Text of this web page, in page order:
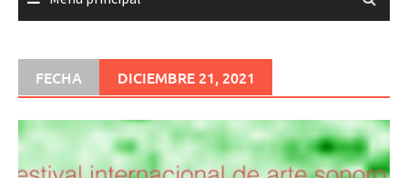
FECHA DICIEMBRE 21, 2021